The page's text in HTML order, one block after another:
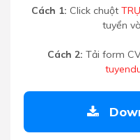
Cách 1: Click chuột
tuyển
Cách 2: Tải form